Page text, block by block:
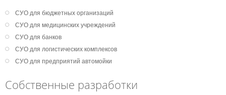
СУО для бюджетных организаций
СУО для медицинских учреждений
СУО для банков
СУО для логистических комплексов
СУО для предприятий автомойки
Собственные разработки